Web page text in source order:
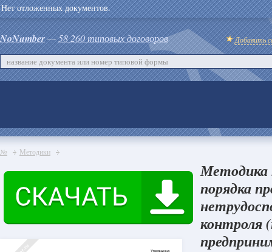
Нет отложенных документов.
NoNumber—58 260 типовых договоров Добавить
№ Методики
Методика
порядка
контроля